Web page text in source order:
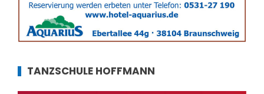
TANZSCHULE HOFFMANN